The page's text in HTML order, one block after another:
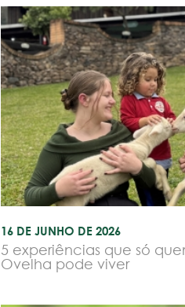
16 DE JUNHO DE 2026
5 experiências que só
Ovelha pode viver